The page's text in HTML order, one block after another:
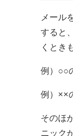
メール
すると
くとき
例）○○
例）××
そのほ
ニック